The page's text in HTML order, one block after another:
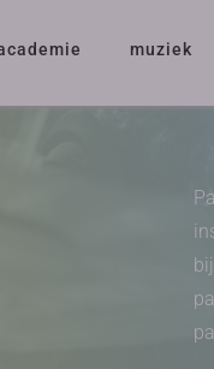
muziek